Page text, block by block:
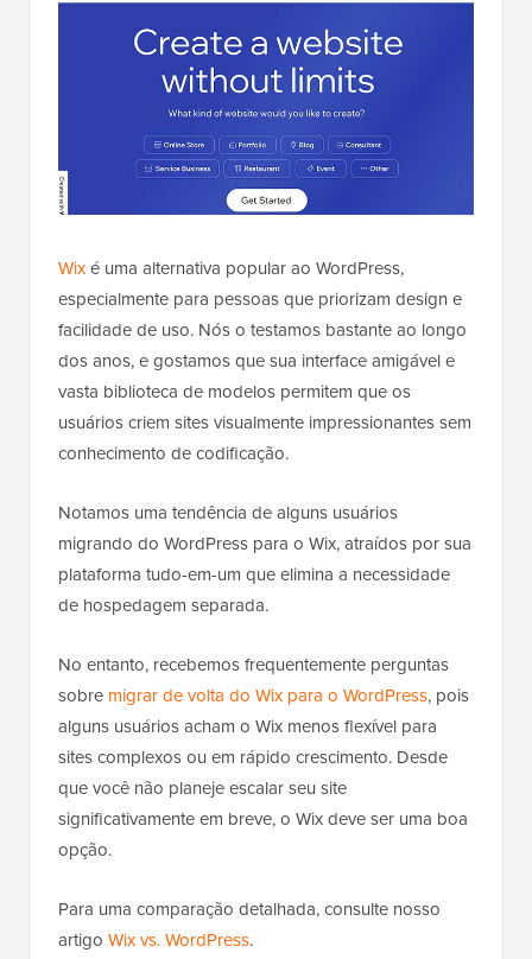
Wixé uma alternativa popular ao WordPress,
especialmente para pessoas que priorizam design e
facilidade de uso. Nós o testamos bastante ao longo
dos anos, e gostamos que sua interface amigável e
vasta biblioteca de modelos permitem que os
usuários criem sites visualmente impressionantes sem
conhecimento de codificação.
Notamos uma tendência de alguns usuários
migrando do WordPress para o Wix, atraídos por sua
plataforma tudo-em-um que elimina a necessidade
de hospedagem separada.
No entanto, recebemos frequentemente perguntas
sobre migrar de volta do Wix para o WordPress, pois
alguns usuários acham o Wix menos flexível para
sites complexos ou em rápido crescimento. Desde
que você não planeje escalar seu site
significativamente em breve, o Wix deve ser uma boa
opção.
Para uma comparação detalhada, consulte nosso
artigo Wix vs. WordPress.